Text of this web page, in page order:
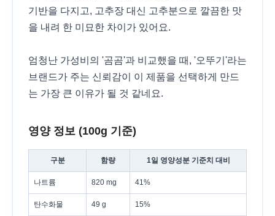
기반을 다지고, 고추장 대신 고추분으로 깔끔한 맛
을 내려 한 미묘한 차이가 있어요.
엄청난 가성비의 '곰곰'과 비교했을 때, '오뚜기'라는
브랜드가 주는 신뢰감이 이 제품을 선택하게 만드
는 가장 큰 이유가 될 것 같네요.
영양 정보 (100g 기준)
구분 함량 1일 영양성분 기준치 대비
나트륨 820 mg 41%
탄수화물 49 g 15%